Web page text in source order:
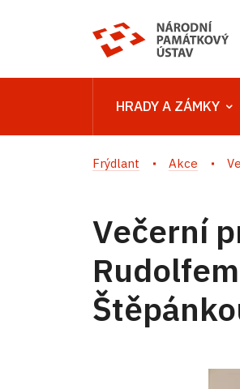
HRADY A ZÁMKY
Frýdlant Akce
Večerní